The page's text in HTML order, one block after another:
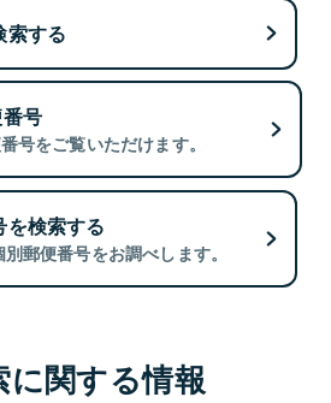
索する
号
号をご覧いただけます。
を検索する
郵便番号をお調べします。
に関する情報